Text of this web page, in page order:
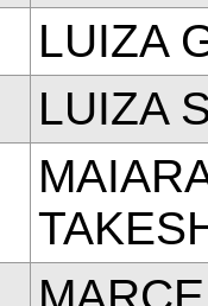
LUIZA
LUIZA